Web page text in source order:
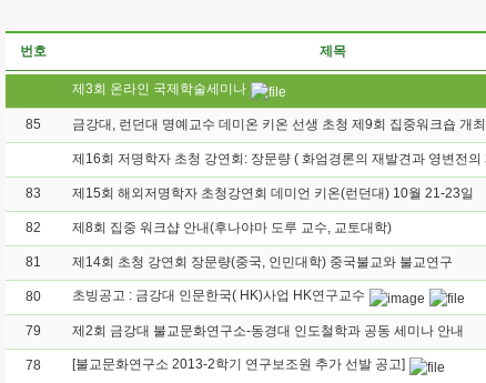
번호 제목
제3회 온라인 국제학술세미나
85 금강대, 런던대 명예교수 데미온 키온 선생 초청 제9회 집중워크숍 개최
83 제15회 해외저명학자 초청강연회 데미언 키온(런던대) 10월 21-23일
82 제8회 집중 워크샵 안내(후나야마 도루 교수, 교토대학)
81 제14회 초청 강연회 장문량(중국, 인민대학) 중국불교와 불교연구
80 초빙공고 : 금강대 인문한국( HK)사업 HK연구교수
79 제2회 금강대 불교문화연구소-동경대 인도철학과 공동 세미나 안내
78 [불교문화연구소 2013-2학기 연구보조원 추가 선발 공고]